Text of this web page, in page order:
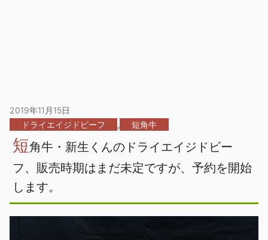
2019年11月15日
ドライエイジドビーフ
, 短角牛
短角牛・新生くんのドライエイジドビー
フ、販売時期はまだ未定ですが、予約を開始
します。